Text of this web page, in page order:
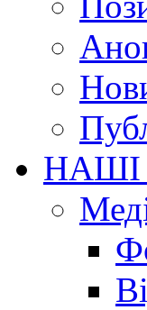
НАШІ